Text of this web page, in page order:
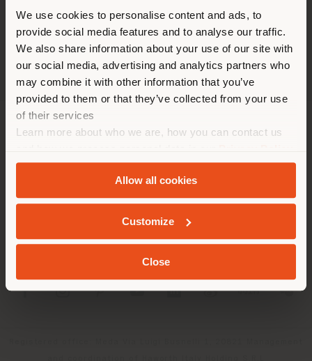
We use cookies to personalise content and ads, to
provide social media features and to analyse our traffic.
We also share information about your use of our site with
our social media, advertising and analytics partners who
may combine it with other information that you’ve
provided to them or that they’ve collected from your use
of their services
Learn more about who we are, how you can contact us
andCookie Policy.
Allow all cookies
Customize
Close
EINEN TERMIN ANFRAGEN
Sie browsen in einem anderen
Land als Ihrem Standort. Wir
empfehlen Ihnen, sich richtig
zu orientieren, um Einkäufe
tätigen zu können. (us)
GEOLOKALISIERT
UNTERNEHMEN
PRODUKTLINIEN
INFO & DIENSTLEISTUNGEN